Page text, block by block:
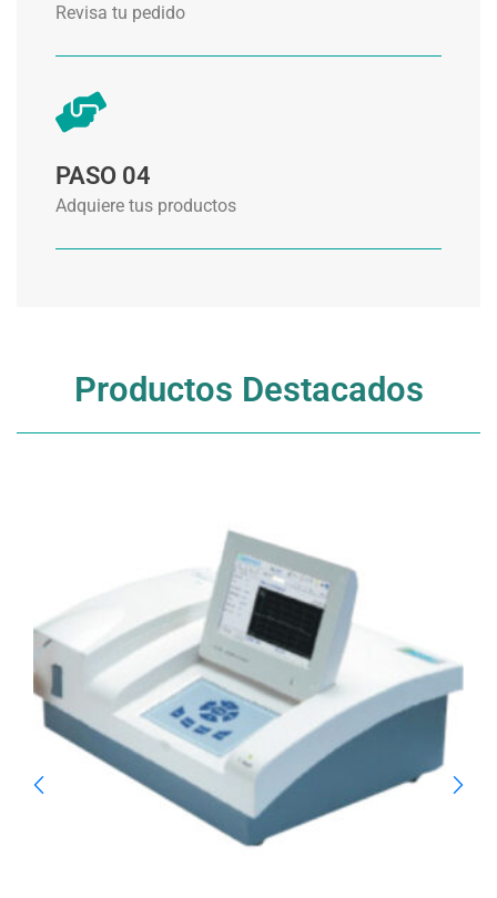
Revisa tu pedido
PASO 04
Adquiere tus productos
Productos Destacados